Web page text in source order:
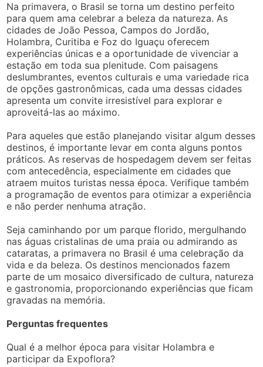
Na primavera, o Brasil se torna um destino perfeito
para quem ama celebrar a beleza da natureza. As
cidades de João Pessoa, Campos do Jordão,
Holambra, Curitiba e Foz do Iguaçu oferecem
experiências únicas e a oportunidade de vivenciar a
estação em toda sua plenitude. Com paisagens
deslumbrantes, eventos culturais e uma variedade rica
de opções gastronômicas, cada uma dessas cidades
apresenta um convite irresistível para explorar e
aproveitá-las ao máximo.
Para aqueles que estão planejando visitar algum desses
destinos, é importante levar em conta alguns pontos
práticos. As reservas de hospedagem devem ser feitas
com antecedência, especialmente em cidades que
atraem muitos turistas nessa época. Verifique também
a programação de eventos para otimizar a experiência
e não perder nenhuma atração.
Seja caminhando por um parque florido, mergulhando
nas águas cristalinas de uma praia ou admirando as
cataratas, a primavera no Brasil é uma celebração da
vida e da beleza. Os destinos mencionados fazem
parte de um mosaico diversificado de cultura, natureza
e gastronomia, proporcionando experiências que ficam
gravadas na memória.
Perguntas frequentes
Qual é a melhor época para visitar Holambra e
participar da Expoflora?